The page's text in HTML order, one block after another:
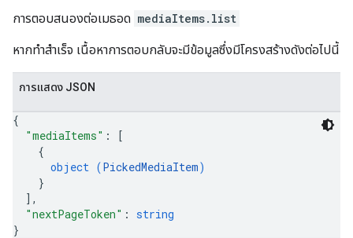
การตอบสนองต่อเมธอด mediaItems.list
หากทำสำเร็จ เนื้อหาการตอบกลับจะมีข้อมูลซึ่งมีโครงสร้างดังต่อไปนี้
การแสดง JSON
{
"mediaItems" :
[
{
object (PickedMediaItem)
}
] ,
"nextPageToken" : string
}